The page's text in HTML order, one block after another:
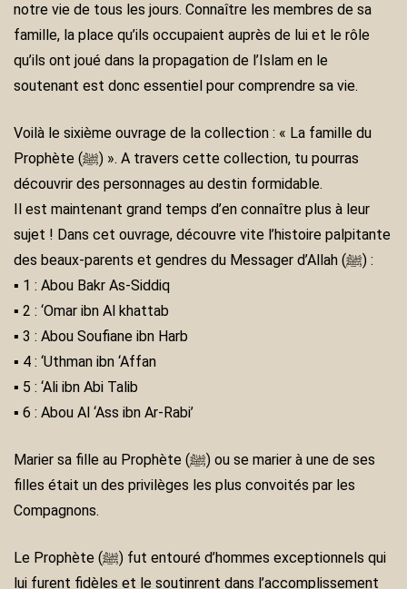
notre vie de tous les jours. Connaître les membres de sa
famille, la place qu’ils occupaient auprès de lui et le rôle
qu’ils ont joué dans la propagation de l’Islam en le
soutenant est donc essentiel pour comprendre sa vie.
Voilà le sixième ouvrage de la collection : « La famille du
Prophète (ﷺ) ». A travers cette collection, tu pourras
découvrir des personnages au destin formidable.
Il est maintenant grand temps d’en connaître plus à leur
sujet ! Dans cet ouvrage, découvre vite l’histoire palpitante
des beaux-parents et gendres du Messager d’Allah (ﷺ) :
▪ 1 : Abou Bakr As-Siddiq
▪ 2 : ‘Omar ibn Al khattab
▪ 3 : Abou Soufiane ibn Harb
▪ 4 : ‘Uthman ibn ‘Affan
▪ 5 : ‘Ali ibn Abi Talib
▪ 6 : Abou Al ‘Ass ibn Ar-Rabi’
Marier sa fille au Prophète (ﷺ) ou se marier à une de ses
filles était un des privilèges les plus convoités par les
Compagnons.
Le Prophète (ﷺ) fut entouré d’hommes exceptionnels qui
lui furent fidèles et le soutinrent dans l’accomplissement